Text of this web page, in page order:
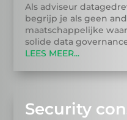
Als adviseur
begrijp je als geen
maatschappelijke
solide data
LEES MEER...
Security